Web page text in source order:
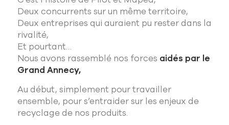
Deux concurrents sur un même territoire,
Deux entreprises qui auraient pu rester dans la
rivalité,
Et pourtant…
Nous avons rassemblé nos forces aidés par le
Grand Annecy,
Au début, simplement pour travailler
ensemble, pour s’entraider sur les enjeux de
recyclage de nos produits.